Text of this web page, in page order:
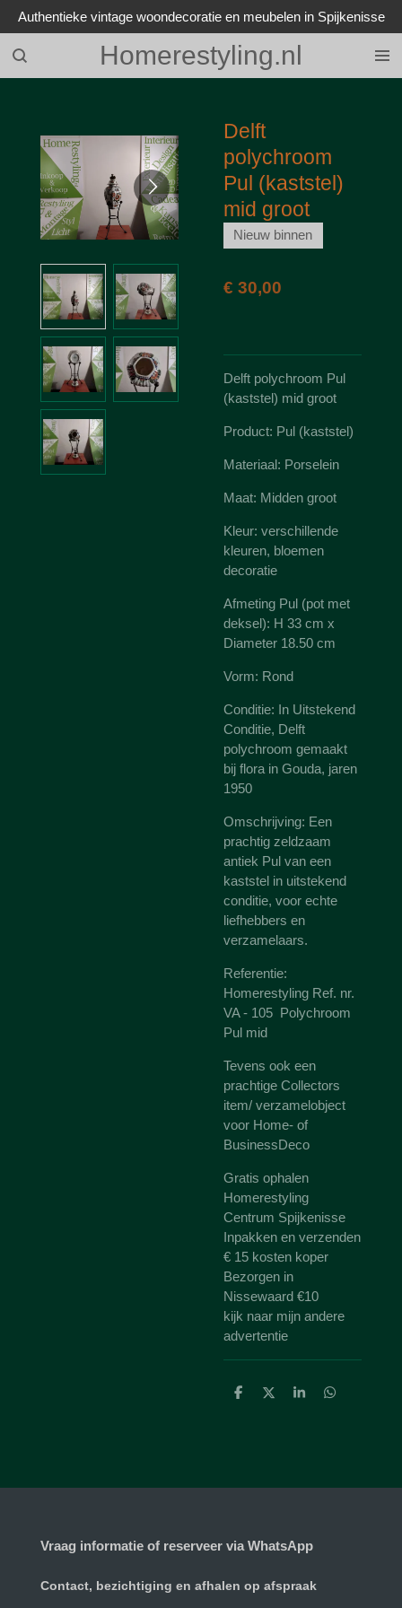
Ga
direct
naar
de
Homerestyling.nl
Authentieke vintage woondecoratie en meubelen in Spijkenisse
Delft
polychroom
Pul (kaststel)
mid groot
Nieuw binnen
€ 30,00
Delft polychroom Pul
(kaststel) mid groot
Product: Pul (kaststel)
Materiaal: Porselein
Maat: Midden groot
Kleur: verschillende
kleuren, bloemen
decoratie
Afmeting Pul (pot met
deksel): H 33 cm x
Diameter 18.50 cm
Vorm: Rond
Conditie: In Uitstekend
Conditie, Delft
polychroom gemaakt
bij flora in Gouda, jaren
1950
Omschrijving: Een
prachtig zeldzaam
antiek Pul van een
kaststel in uitstekend
conditie, voor echte
liefhebbers en
verzamelaars.
Referentie:
Homerestyling Ref. nr.
VA - 105 Polychroom
Pul mid
Tevens ook een
prachtige Collectors
item/ verzamelobject
voor Home- of
BusinessDeco
Gratis ophalen
Homerestyling
Centrum Spijkenisse
Inpakken en verzenden
€ 15 kosten koper
Bezorgen in
Nissewaard €10
kijk naar mijn andere
advertentie
D
D
S
D
Vraag informatie of reserveer via WhatsApp
Contact, bezichtiging en afhalen op afspraak